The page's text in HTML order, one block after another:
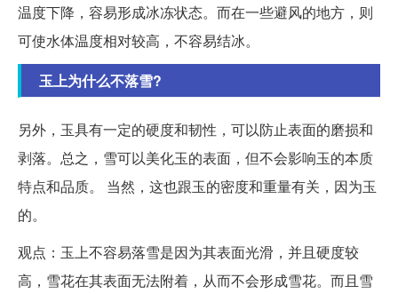
温度下降，容易形成冰冻状态。而在一些避风的地方，则
可使水体温度相对较高，不容易结冰。
玉上为什么不落雪?
另外，玉具有一定的硬度和韧性，可以防止表面的磨损和
剥落。总之，雪可以美化玉的表面，但不会影响玉的本质
特点和品质。 当然，这也跟玉的密度和重量有关，因为玉
的。
观点：玉上不容易落雪是因为其表面光滑，并且硬度较
高，雪花在其表面无法附着，从而不会形成雪花。而且雪